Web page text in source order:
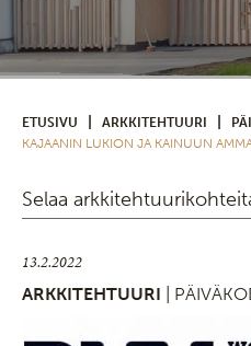
ETUSIVU ARKKITEHTUURI
KAJAANIN LUKION JA KAINUUN
Selaa
13.2.2022
ARKKITEHTUURI
|